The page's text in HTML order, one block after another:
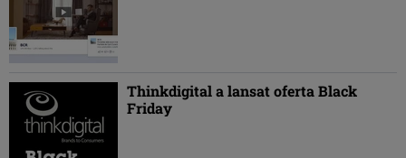
Thinkdigital a lansat oferta Black
Friday